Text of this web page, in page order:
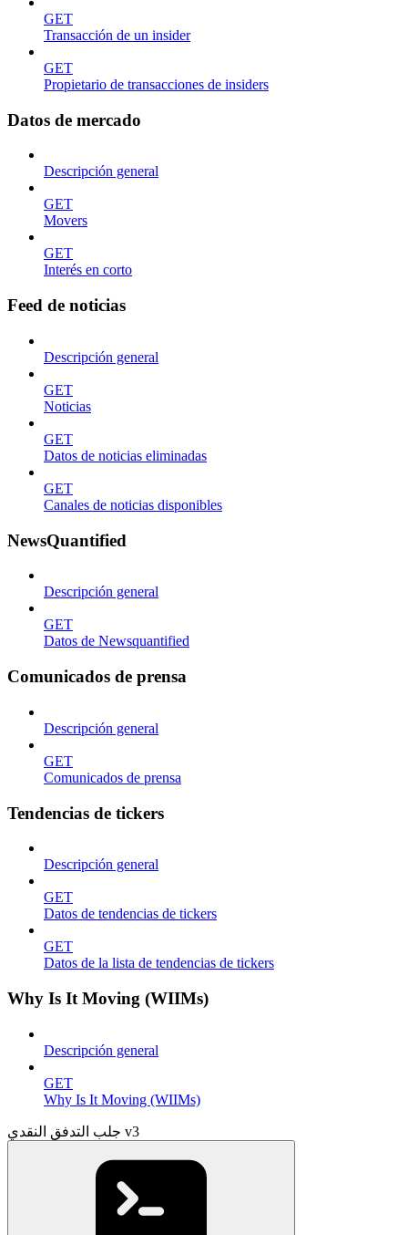
GET
Transacción de un insider
GET
Propietario de transacciones de insiders
Datos de mercado
Descripción general
GET
Movers
GET
Interés en corto
Feed de noticias
Descripción general
GET
Noticias
GET
Datos de noticias eliminadas
GET
Canales de noticias disponibles
NewsQuantified
Descripción general
GET
Datos de Newsquantified
Comunicados de prensa
Descripción general
GET
Comunicados de prensa
Tendencias de tickers
Descripción general
GET
Datos de tendencias de tickers
GET
Datos de la lista de tendencias de tickers
Why Is It Moving (WIIMs)
Descripción general
GET
Why Is It Moving (WIIMs)
جلب التدفق النقدي v3